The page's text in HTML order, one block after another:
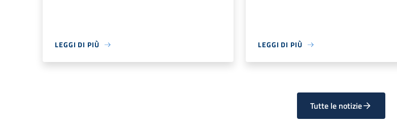
LEGGI DI PIÙ LEGGI DI PIÙ
Tutte le notizie